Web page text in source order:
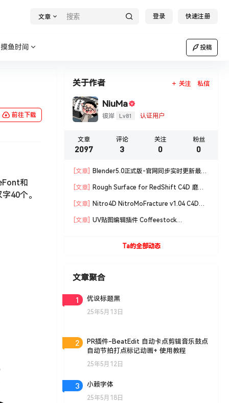
文章 登录 快速注册
摸鱼时间 投稿
前往下载
和
40个。
关于作者 关注 私信
NiuMa
彼岸 Lv81 认证用户
文章
2097
评论
3
关注
0
粉丝
0
[文章]
Blender5.0正式版-官网同步实时更新最新
[文章]
Rough Surface for RedShift C4D 磨损
[文章]
Nitro4D NitroMoFracture v1.04 C4D插
[文章]
UV贴图编辑插件 Coffeestock
Ta的全部动态
文章聚合
1 优设标题黑
25年5月13日
2
PR插件-BeatEdit 自动卡点剪辑音乐鼓点
自动节拍打点标记动画+ 使用教程
25年5月12日
3 小赖字体
25年5月18日